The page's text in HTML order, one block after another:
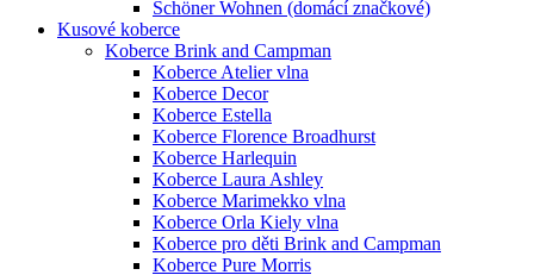
Schöner Wohnen (domácí značkové)
Kusové koberce
Koberce Brink and Campman
Koberce Atelier vlna
Koberce Decor
Koberce Estella
Koberce Florence Broadhurst
Koberce Harlequin
Koberce Laura Ashley
Koberce Marimekko vlna
Koberce Orla Kiely vlna
Koberce pro děti Brink and Campman
Koberce Pure Morris